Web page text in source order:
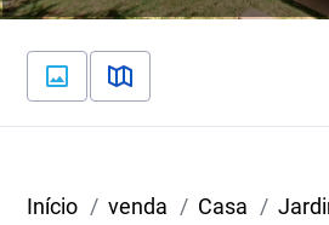
Início venda Casa